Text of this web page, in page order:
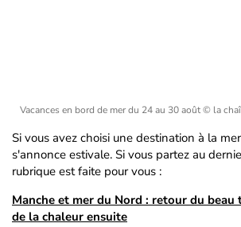
Vacances en bord de mer du 24 au 30 août© la
Si vous avez choisi une destination à la
s'annonce estivale. Si vous partez au
rubrique est faite pour vous :
Manche et mer du Nord : retour du beau
de la chaleur ensuite